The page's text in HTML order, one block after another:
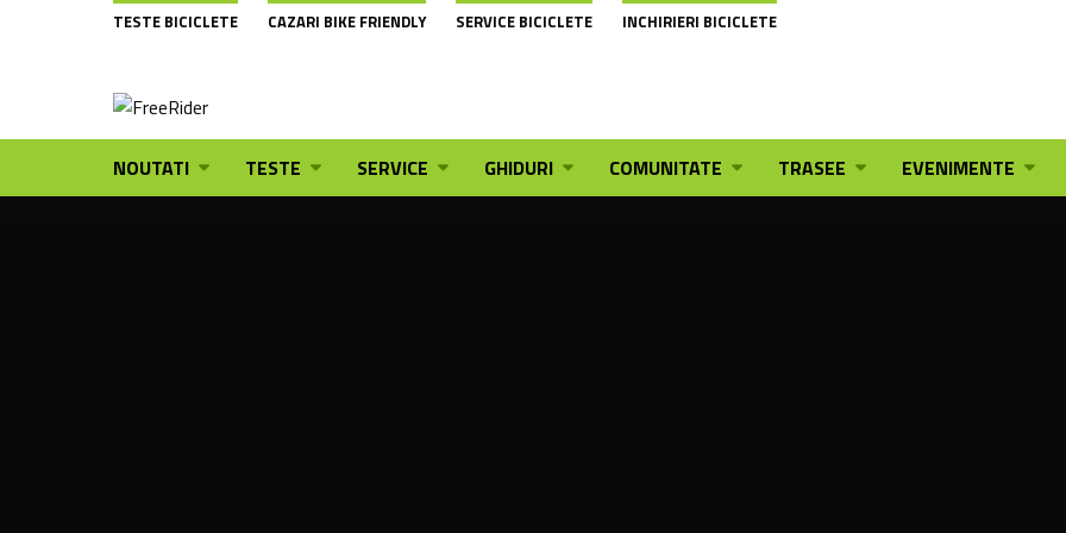
TESTE BICICLETE CAZARI BIKE FRIENDLY SERVICE BICICLETE INCHIRIERI BICICLETE
NOUTATI TESTE SERVICE GHIDURI COMUNITATE TRASEE EVENIMENTE